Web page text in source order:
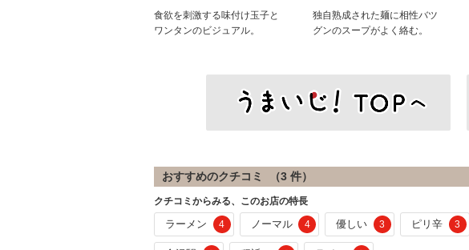
食欲を刺激する味付け玉子と
ワンタンのビジュアル。
独自熟成された麺に相性バツ
グンのスープがよく絡む。
おすすめのクチコミ （3 件）
クチコミからみる、このお店の特長
ラーメン 4 ノーマル 4 優しい 3 ピリ辛 3